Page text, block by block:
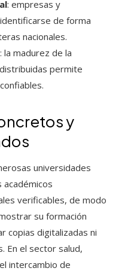
: empresas y
de forma
nacionales.
: la madurez de la
permite
y
universidades
verificables, de modo
su formación
copias digitalizadas ni
En el sector salud,
intercambio de